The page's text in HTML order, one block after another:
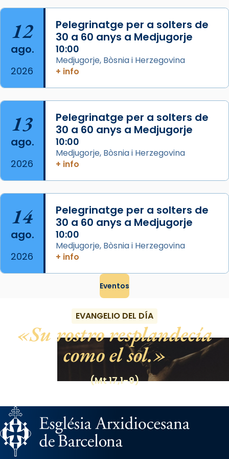
apòstol màrtir, decapitat a Jerusalem per
Herodes Agripa (vers l'any 44).
Patró de Galícia, després de les invasions
musulmanes fou venerat com a patró dels
Regnes castellans i més tard de tota
Espanya.
Foto
View on Facebook ·
12
ago.
2026
Pelegrinatge per a solters de
30 a 60 anys a Medjugorje
10:00
Medjugorje, Bòsnia i Herzegovina
+ info
13
ago.
2026
Pelegrinatge per a solters de
30 a 60 anys a Medjugorje
10:00
Medjugorje, Bòsnia i Herzegovina
+ info
14
ago.
2026
Pelegrinatge per a solters de
30 a 60 anys a Medjugorje
10:00
Medjugorje, Bòsnia i Herzegovina
+ info
Eventos
EVANGELIO DEL DÍA
Su rostro resplandecía
como el sol.
(Mt 17,1-9)